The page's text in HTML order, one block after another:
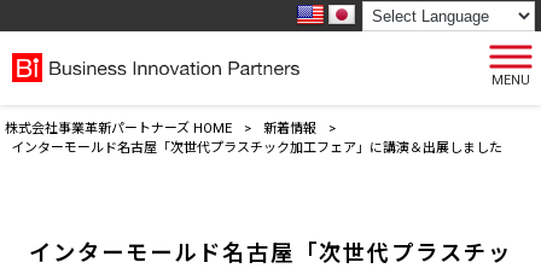
MENU
株式会社事業革新パートナーズ HOME > 新着情報
>
インターモールド名古屋「次世代プラスチック加工フェア」に講演＆出展しました
インターモールド名古屋「次世代プラスチッ